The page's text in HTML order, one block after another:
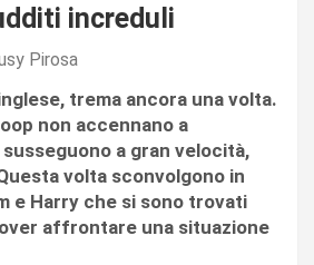
increduli
Pirosa
trema ancora una volta.
non accennano a
a gran velocità,
volta sconvolgono in
e Harry che si sono trovati
affrontare una situazione